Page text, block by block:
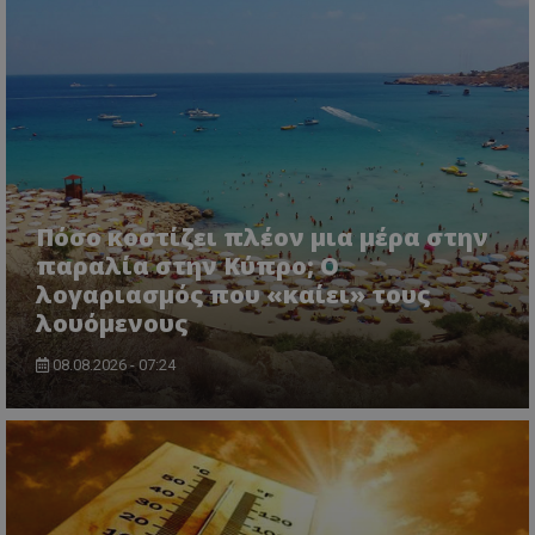
Πόσο κοστίζει πλέον μια μέρα στην
παραλία στην Κύπρο; Ο
λογαριασμός που «καίει» τους
λουόμενους
08.08.2026 - 07:24
VISITOR_PRIVACY_METADATA
YouTube